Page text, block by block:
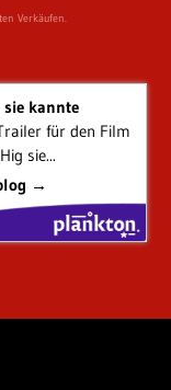
Verkäufen.
sie kannte
für den Film
sie...
→